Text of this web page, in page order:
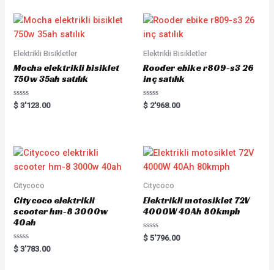
Elektrikli Bisikletler
Mocha elektrikli bisiklet
750w 35ah satılık
R
a
o
u
o
5
$ 3'123.00
Elektrikli Bisikletler
Rooder ebike r809-s3 26
inç satılık
R
a
o
u
t
o
5
$ 2'968.00
Citycoco
Citycoco elektrikli
scooter hm-8 3000w
40ah
R
a
$ 3'783.00
Citycoco
Elektrikli motosiklet 72V
4000W 40Ah 80kmph
R
a
$ 5'796.00